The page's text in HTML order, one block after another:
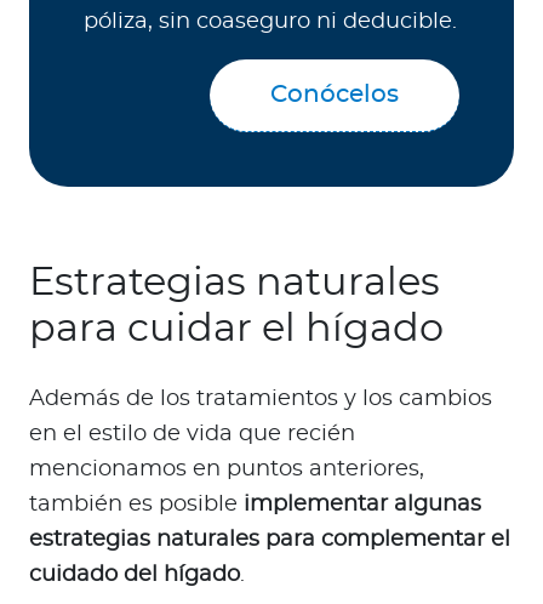
póliza, sin coaseguro ni deducible.
Conócelos
Estrategias naturales
para cuidar el hígado
Además de los tratamientos y los cambios
en el estilo de vida que recién
mencionamos en puntos anteriores,
también es posible implementar algunas
estrategias naturales para complementar el
cuidado del hígado.